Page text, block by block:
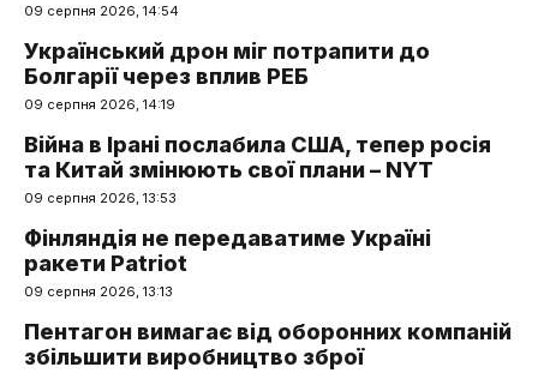
09 серпня 2026, 14:54
Український дрон міг потрапити до
Болгарії через вплив РЕБ
09 серпня 2026, 14:19
Війна в Ірані послабила США, тепер росія
та Китай змінюють свої плани – NYT
09 серпня 2026, 13:53
Фінляндія не передаватиме Україні
ракети Patriot
09 серпня 2026, 13:13
Пентагон вимагає від оборонних компаній
збільшити виробництво зброї